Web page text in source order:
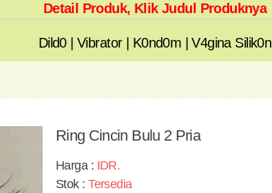
Detail Produk, Klik Judul Produknya
Dild0|Vibrator | K0nd0m |V4gina Silik0n
Ring Cincin Bulu 2 Pria
Harga : IDR.
Stok :Tersedia